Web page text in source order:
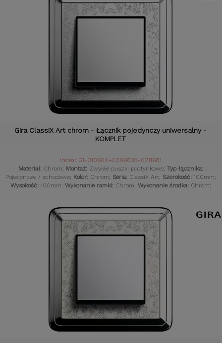
Gira ClassiX Art chrom - Łącznik pojedynczy uniwersalny -
KOMPLET
Index: GI-010600+0296605+0211681
Materiał: Chrom; Montaż: Zwykłe puszki podtynkowe; Typ łącznika:
Pojedyncze / schodowe; Kolor: Chrom; Seria: ClassiX Art; Szerokość: 100mm;
Wysokość: 100mm; Wykonanie ramki: Chrom; Wykonanie środka: Chrom;